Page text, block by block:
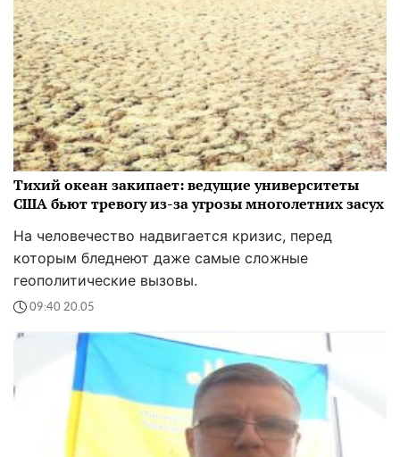
Тихий океан закипает: ведущие университеты
США бьют тревогу из-за угрозы многолетних засух
На человечество надвигается кризис, перед
которым бледнеют даже самые сложные
геополитические вызовы.
09:40 20.05